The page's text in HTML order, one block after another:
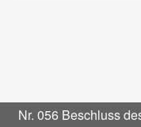
Nr. 056 Beschluss